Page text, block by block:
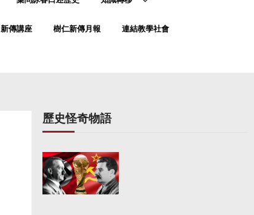
新傳講座 樹仁新傳月報 連結教學社會
歷史怪奇物語